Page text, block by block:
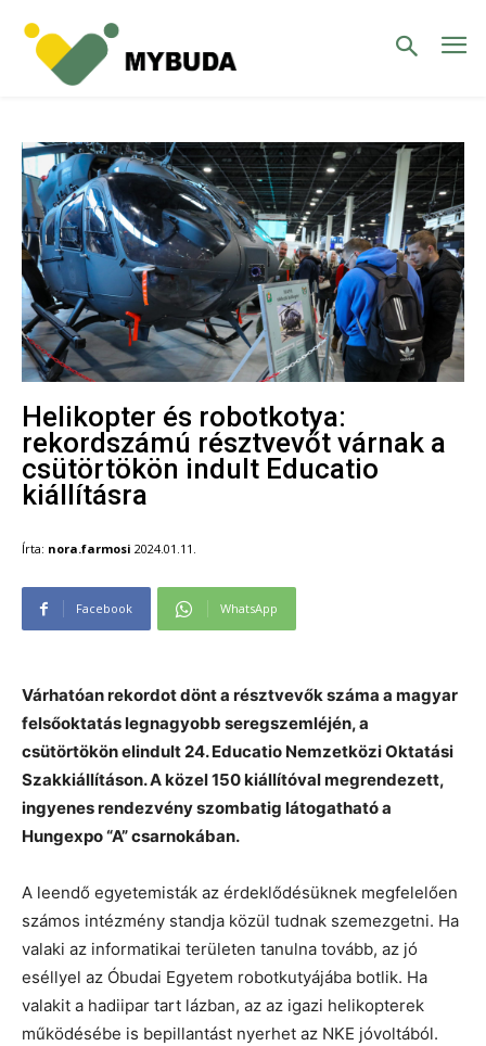
Helikopter és robotkotya:
rekordszámú résztvevőt várnak a
csütörtökön indult Educatio
kiállításra
Írta: nora.farmosi 2024.01.11.
Facebook WhatsApp
Várhatóan rekordot dönt a résztvevők száma a magyar
felsőoktatás legnagyobb seregszemléjén, a
csütörtökön elindult 24. Educatio Nemzetközi Oktatási
Szakkiállításon. A közel 150 kiállítóval megrendezett,
ingyenes rendezvény szombatig látogatható a
Hungexpo “A” csarnokában.
A leendő egyetemisták az érdeklődésüknek megfelelően
számos intézmény standja közül tudnak szemezgetni. Ha
valaki az informatikai területen tanulna tovább, az jó
eséllyel az Óbudai Egyetem robotkutyájába botlik. Ha
valakit a hadiipar tart lázban, az az igazi helikopterek
működésébe is bepillantást nyerhet az NKE jóvoltából.